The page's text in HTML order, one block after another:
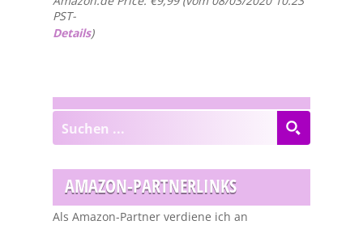
PST-
Details)
AMAZON-PARTNERLINKS
Als Amazon-Partner verdiene ich an